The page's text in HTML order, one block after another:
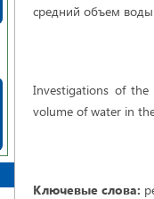
средний объем
Investigations of the
volume of water in
Ключевые слова: